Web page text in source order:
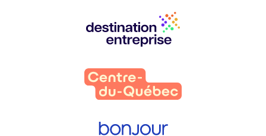
partenaires
: